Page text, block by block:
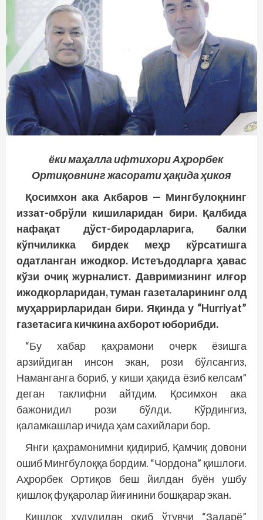
ёки маҳалла ифтихори Аҳрорбек
Ортиқовнинг жасорати ҳақида ҳикоя
Қосимхон ака Акбаров — Мингбулоқнинг
иззат-обрўли кишиларидан бири. Қалбида
нафақат дўст-биродарларига, балки
кўпчиликка бирдек меҳр кўрсатишга
одатланган ижодкор. Истеъдодларга ҳавас
кўзи очиқ журналист. Давримизнинг илғор
ижодкорларидан, туман газеталарининг олд
муҳаррирларидан бири. Яқинда у “Hurriyat”
газетасига кичкина ахборот юборибди.
“Бу хабар қаҳрамони очерк ёзишга
арзийдиган инсон экан, рози бўлсангиз,
Наманганга бориб, у киши ҳақида ёзиб келсам”
деган таклифни айтдим. Қосимхон ака
бажонидил рози бўлди. Кўрдингиз,
қаламкашлар ичида ҳам сахийлари бор.
Янги қаҳрамонимни қидириб, Қамчиқ довони
ошиб Мингбулоққа бордим. “Чордона” қишлоғи.
Аҳрорбек Ортиқов беш йилдан буён ушбу
қишлоқ фуқаролар йиғинини бошқарар экан.
Қишлоқ ҳудудидан оқиб ўтувчи “Задарё”